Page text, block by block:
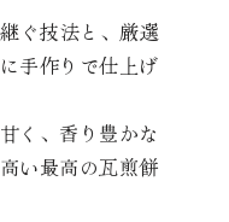
ぐ技法と、厳選
手作りで仕上げ
く、香り豊かな
い最高の瓦煎餅